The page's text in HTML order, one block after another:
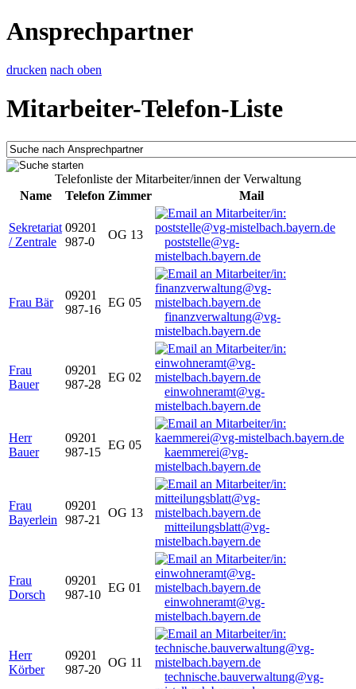
Ansprechpartner
drucken nach oben
Mitarbeiter-Telefon-Liste
Telefonliste der Mitarbeiter/innen der Verwaltung
Name
Telefon Zimmer Mail
Sekretariat
/ Zentrale
09201
987-0
OG 13
poststelle@vg-
mistelbach.bayern.de
Frau Bär
09201
987-16
EG 05
finanzverwaltung@vg-
mistelbach.bayern.de
Frau
Bauer
09201
987-28
EG 02
einwohneramt@vg-
mistelbach.bayern.de
Herr
Bauer
09201
987-15
EG 05
kaemmerei@vg-
mistelbach.bayern.de
Frau
Bayerlein
09201
987-21
OG 13
mitteilungsblatt@vg-
mistelbach.bayern.de
Frau
Dorsch
09201
987-10
EG 01
einwohneramt@vg-
mistelbach.bayern.de
Herr
Körber
09201
987-20
OG 11
technische.bauverwaltung@vg-